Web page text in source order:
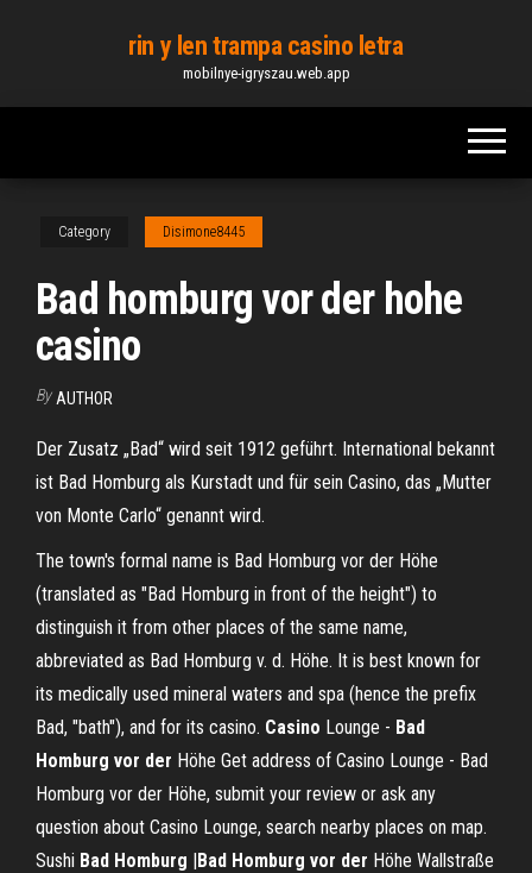
content
rin y len trampa casino letra
mobilnye-igryszau.web.app
Category Disimone8445
Bad homburg vor der hohe
casino
By AUTHOR
Der Zusatz „Bad“ wird seit 1912 geführt. International bekannt
ist Bad Homburg als Kurstadt und für sein Casino, das „Mutter
von Monte Carlo“ genannt wird.
The town's formal name is Bad Homburg vor der Höhe
(translated as "Bad Homburg in front of the height") to
distinguish it from other places of the same name,
abbreviated as Bad Homburg v. d. Höhe. It is best known for
its medically used mineral waters and spa (hence the prefix
Bad, "bath"), and for its casino. Casino Lounge - Bad
Homburg vor der Höhe Get address of Casino Lounge - Bad
Homburg vor der Höhe, submit your review or ask any
question about Casino Lounge, search nearby places on map.
Sushi Bad Homburg |Bad Homburg vor der Höhe Wallstraße